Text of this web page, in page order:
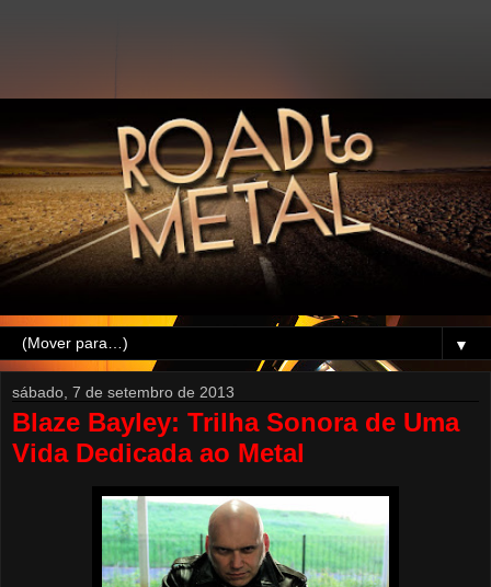
▼
sábado, 7 de setembro de 2013
Blaze Bayley: Trilha Sonora de Uma
Vida Dedicada ao Metal